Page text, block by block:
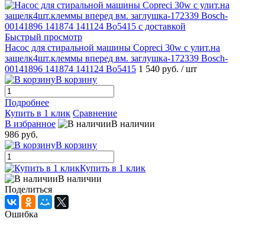
Быстрый просмотр
Насос для стиральной машины Copreci 30w с улит.на
защелк4шт.клеммы вперед вм. заглушка-172339 Bosch-
00141896 141874 141124 Bo5415 1 540 руб. / шт
В корзину
Подробнее
Купить в 1 клик Сравнение
В избранное
В наличии
986 руб.
В корзину
Купить в 1 клик
В наличии
Поделиться
Ошибка